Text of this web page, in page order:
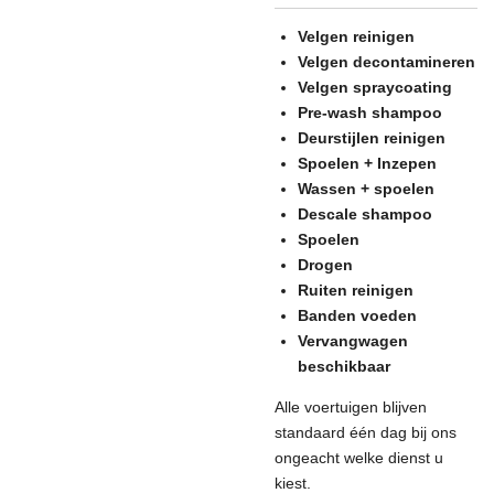
Velgen reinigen
Velgen decontamineren
Velgen spraycoating
Pre-wash shampoo
Deurstijlen reinigen
Spoelen + Inzepen
Wassen + spoelen
Descale shampoo
Spoelen
Drogen
Ruiten reinigen
Banden voeden
Vervangwagen
beschikbaar
Alle voertuigen blijven
standaard één dag bij ons
ongeacht welke dienst u
kiest.